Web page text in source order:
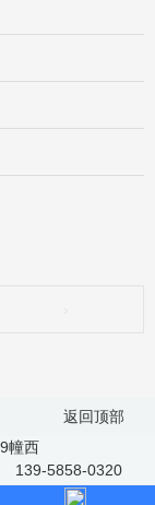
返回顶部
幢西
139-5858-0320